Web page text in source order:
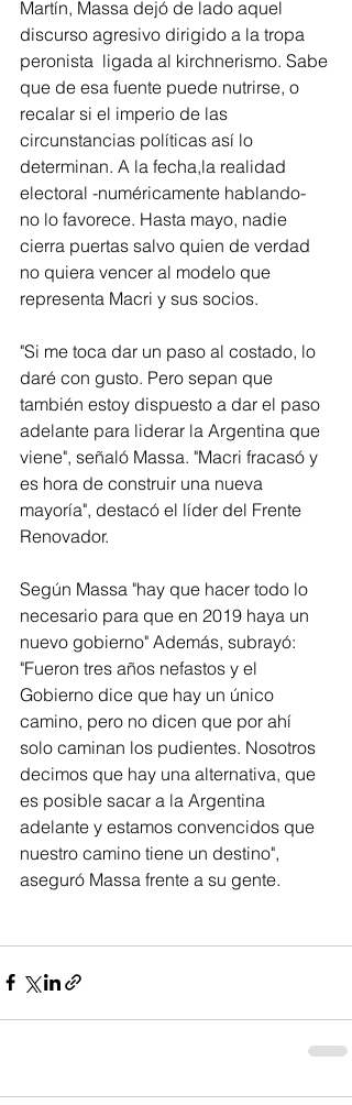
Martín, Massa dejó de lado aquel
discurso agresivo dirigido a la tropa
peronista  ligada al kirchnerismo. Sabe
que de esa fuente puede nutrirse, o
recalar si el imperio de las
circunstancias políticas así lo
determinan. A la fecha,la realidad
electoral -numéricamente hablando-
no lo favorece. Hasta mayo, nadie
cierra puertas salvo quien de verdad
no quiera vencer al modelo que
representa Macri y sus socios.
"Si me toca dar un paso al costado, lo
daré con gusto. Pero sepan que
también estoy dispuesto a dar el paso
adelante para liderar la Argentina que
viene", señaló Massa. "Macri fracasó y
es hora de construir una nueva
mayoría", destacó el líder del Frente
Renovador.
Según Massa "hay que hacer todo lo
necesario para que en 2019 haya un
nuevo gobierno" Además, subrayó:
"Fueron tres años nefastos y el
Gobierno dice que hay un único
camino, pero no dicen que por ahí
solo caminan los pudientes. Nosotros
decimos que hay una alternativa, que
es posible sacar a la Argentina
adelante y estamos convencidos que
nuestro camino tiene un destino",
aseguró Massa frente a su gente.